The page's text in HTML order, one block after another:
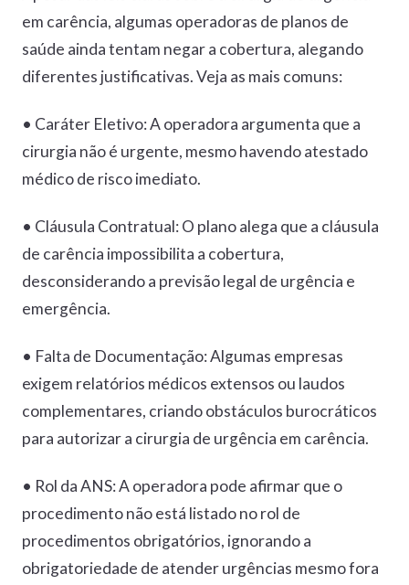
em carência, algumas operadoras de planos de
saúde ainda tentam negar a cobertura, alegando
diferentes justificativas. Veja as mais comuns:
• Caráter Eletivo: A operadora argumenta que a
cirurgia não é urgente, mesmo havendo atestado
médico de risco imediato.
• Cláusula Contratual: O plano alega que a cláusula
de carência impossibilita a cobertura,
desconsiderando a previsão legal de urgência e
emergência.
• Falta de Documentação: Algumas empresas
exigem relatórios médicos extensos ou laudos
complementares, criando obstáculos burocráticos
para autorizar a cirurgia de urgência em carência.
• Rol da ANS: A operadora pode afirmar que o
procedimento não está listado no rol de
procedimentos obrigatórios, ignorando a
obrigatoriedade de atender urgências mesmo fora